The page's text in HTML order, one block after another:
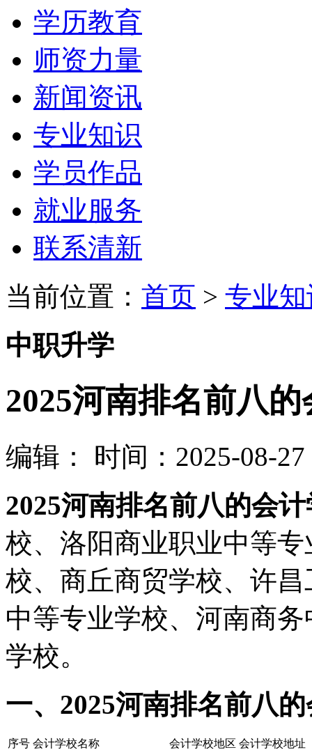
学历教育
师资力量
新闻资讯
专业知识
学员作品
就业服务
联系清新
当前位置： 首页 > 专业
中职升学
2025河南排名前八
编辑：
时间：2025-08-27
2025河南排名前八的会
校、洛阳商业职业中等
校、商丘商贸学校、许
中等专业学校、河南商
学校。
一、2025河南排名前八
序号 会计学校名称 会计学校地区 会计学校地址